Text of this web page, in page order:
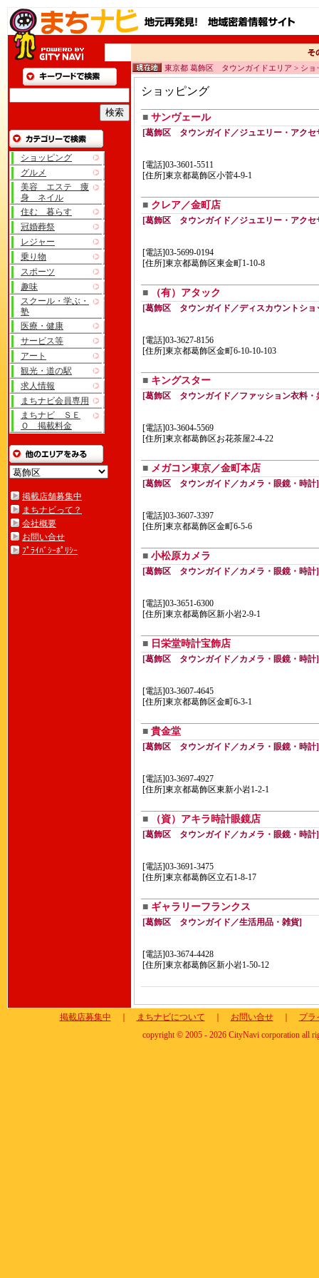
ショッピング
グルメ
美容 エステ 痩
身 ネイル
住む 暮らす
冠婚葬祭
レジャー
乗り物
スポーツ
趣味
スクール・学ぶ・
塾
医療・健康
サービス等
アート
観光・道の駅
求人情報
まちナビ会員専用
まちナビ ＳＥ
Ｏ 掲載料金
掲載店舗募集中
まちナビって？
会社概要
お問い合せ
ﾌﾟﾗｲﾊﾞｼｰﾎﾟﾘｼｰ
東京都 葛飾区 タウンガイドエリア > ショ
ショッピング
■ サンヴェール
[葛飾区 タウンガイド／ジュエリー・アクセ
[電話]03-3601-5511
[住所]東京都葛飾区小菅4-9-1
■ クレア／金町店
[葛飾区 タウンガイド／ジュエリー・アクセ
[電話]03-5699-0194
[住所]東京都葛飾区東金町1-10-8
■ （有）アタック
[葛飾区 タウンガイド／ディスカウントショ
[電話]03-3627-8156
[住所]東京都葛飾区金町6-10-10-103
■ キングスター
[葛飾区 タウンガイド／ファッション衣料・
[電話]03-3604-5569
[住所]東京都葛飾区お花茶屋2-4-22
■ メガコン東京／金町本店
[葛飾区 タウンガイド／カメラ・眼鏡・時計]
[電話]03-3607-3397
[住所]東京都葛飾区金町6-5-6
■ 小松原カメラ
[葛飾区 タウンガイド／カメラ・眼鏡・時計]
[電話]03-3651-6300
[住所]東京都葛飾区新小岩2-9-1
■ 日栄堂時計宝飾店
[葛飾区 タウンガイド／カメラ・眼鏡・時計]
[電話]03-3607-4645
[住所]東京都葛飾区金町6-3-1
■ 貴金堂
[葛飾区 タウンガイド／カメラ・眼鏡・時計]
[電話]03-3697-4927
[住所]東京都葛飾区東新小岩1-2-1
■ （資）アキラ時計眼鏡店
[葛飾区 タウンガイド／カメラ・眼鏡・時計]
[電話]03-3691-3475
[住所]東京都葛飾区立石1-8-17
■ ギャラリーフランクス
[葛飾区 タウンガイド／生活用品・雑貨]
[電話]03-3674-4428
[住所]東京都葛飾区新小岩1-50-12
掲載店募集中 まちナビについて お問い合せ｜
プラ
copyright © 2005 - 2026 CityNavi corporation all